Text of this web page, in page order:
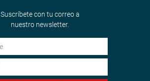
Suscríbete con tu correo a
nuestro newsletter.